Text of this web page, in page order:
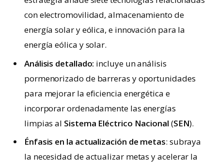
con electromovilidad, almacenamiento de
energía solar y eólica, e innovación para la
energía eólica y solar.
Análisis detallado: incluye un análisis
pormenorizado de barreras y oportunidades
para mejorar la eficiencia energética e
incorporar ordenadamente las energías
limpias al Sistema Eléctrico Nacional (SEN).
Énfasis en la actualización de metas: subraya
la necesidad de actualizar metas y acelerar la